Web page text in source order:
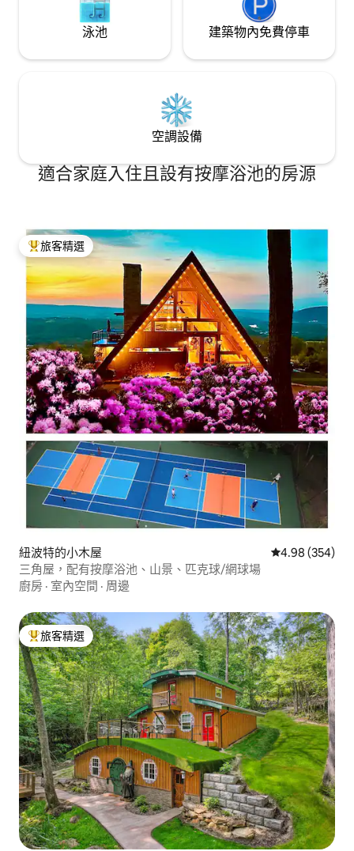
泳池 建築物內免費停車
空調設備
適合家庭入住且設有按摩浴池的房源
旅客精選榜首
旅客精選
紐波特的小木屋 從 354 則評價
4.98 (354)
三角屋，配有按摩浴池、山景、匹克球/網球場
廚房 · 室內空間 · 周邊
旅客精選榜首
旅客精選